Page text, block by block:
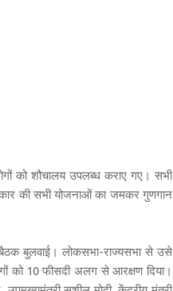
को शौचालय उपलब्ध कराए गए। सभी
की सभी योजनाओं का जमकर गुणगान
बुलवाई। लोकसभा-राज्यसभा से उसे
को 10 फीसदी अलग से आरक्षण दिया।